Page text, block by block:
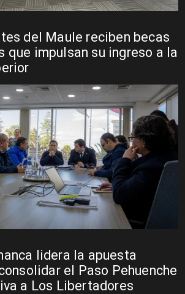
del Maule reciben becas
que impulsan su ingreso a la
lidera la apuesta
el Paso Pehuenche
a Los Libertadores